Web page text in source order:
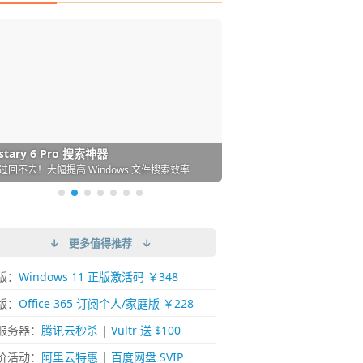
必备的下载神器
的 Windows 平台下载工具
6 Pro 搜索神器
回不去！大幅提高 Windows 文件搜索效率
桌面图标自动整理/美化神器
必备！图标再多桌面也不再凌乱！
Desktop 虚拟机
上流畅运行 Windows (支持 M 芯片)
下载网络视频的神器 (Mac)
下视频，超简单好用！谁用谁知道
- 极简好用的 Markdown 编辑器
写作体验！跨平台支持 Win / Mac
↓ 更多值得推荐 ↓
Windows 11 正版激活码 ￥348
Office 365 订阅个人/家庭版 ￥228
务器： 腾讯云秒杀| Vultr 送 $100
活动： 阿里云特惠 | 百度网盘 SVIP